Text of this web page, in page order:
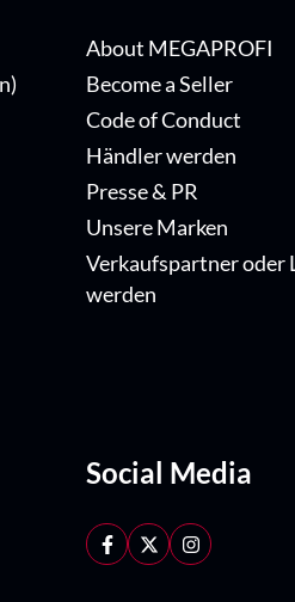
About MEGAPROFI
Become a Seller
Code of Conduct
Händler werden
Presse & PR
Unsere Marken
Verkaufspartner oder
werden
Social Media